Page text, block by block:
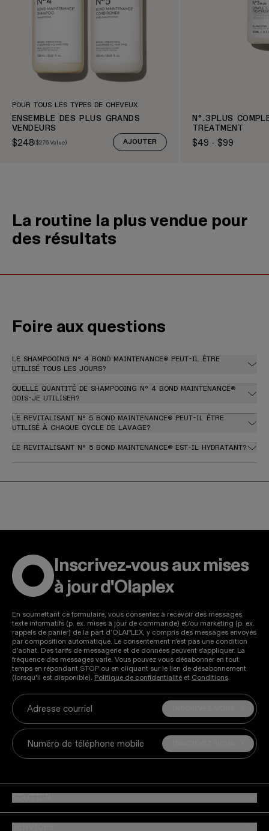
POUR TOUS LES TYPES DE CHEVEUX
ENSEMBLE DES PLUS GRANDS
VENDEURS
Sale price
$248
Prix courant
($276Value) AJOUTER
N°.3PLUS
TREATMENT
Prix courant
$49 - $99
La routine la plus vendue pour
des résultats
Foire aux questions
LE SHAMPOOING Nº 4 BOND MAINTENANCE® PEUT-IL ÊTRE
UTILISÉ TOUS LES JOURS?
QUELLE QUANTITÉ DE SHAMPOOING Nº 4 BOND MAINTENANCE®
DOIS-JE UTILISER?
LE REVITALISANT Nº 5 BOND MAINTENANCE® PEUT-IL ÊTRE
UTILISÉ À CHAQUE CYCLE DE LAVAGE?
LE REVITALISANT Nº 5 BOND MAINTENANCE® EST-IL HYDRATANT?
Inscrivez-vous aux mises
à jour d'Olaplex
En soumettant ce formulaire, vous consentez à recevoir des messages
texte informatifs (p. ex. mises à jour de commande) et/ou marketing (p. ex.
rappels de panier) de la part d’OLAPLEX, y compris des messages envoyés
par composition automatique. Le consentement n'est pas une condition
d'achat. Des tarifs de messagerie et de données peuvent s'appliquer. La
fréquence des messages varie. Vous pouvez vous désabonner en tout
temps en répondant STOP ou en cliquant sur le lien de désabonnement
(lorsqu'il est disponible). Politique de confidentialité et Conditions
Adresse courriel
Numéro de téléphone mobile